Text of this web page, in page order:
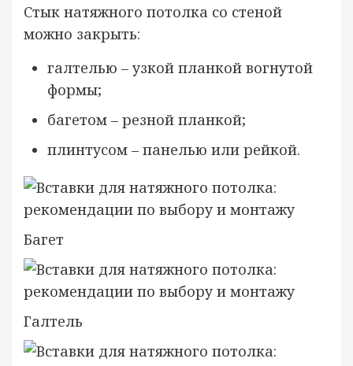
Стык натяжного потолка со стеной
можно закрыть:
галтелью – узкой планкой вогнутой
формы;
багетом – резной планкой;
плинтусом – панелью или рейкой.
Багет
Галтель